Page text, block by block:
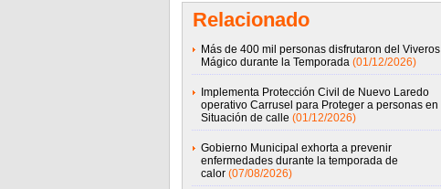
Relacionado
Más de 400 mil personas disfrutaron del Viveros
Mágico durante la Temporada (01/12/2026)
Implementa Protección Civil de Nuevo Laredo
operativo Carrusel para Proteger a personas en
Situación de calle (01/12/2026)
Gobierno Municipal exhorta a prevenir
enfermedades durante la temporada de
calor (07/08/2026)